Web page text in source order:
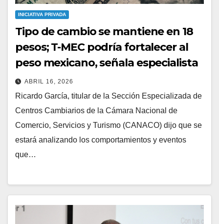
INICIATIVA PRIVADA
Tipo de cambio se mantiene en 18
pesos; T-MEC podría fortalecer al
peso mexicano, señala especialista
ABRIL 16, 2026
Ricardo García, titular de la Sección Especializada de
Centros Cambiarios de la Cámara Nacional de
Comercio, Servicios y Turismo (CANACO) dijo que se
estará analizando los comportamientos y eventos
que…